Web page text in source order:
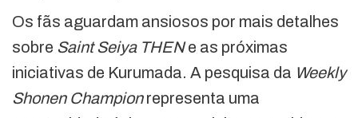
Os fãs aguardam ansiosos por mais detalhes
sobre Saint Seiya THENe as próximas
iniciativas de Kurumada. A pesquisa da Weekly
Shonen Championrepresenta uma